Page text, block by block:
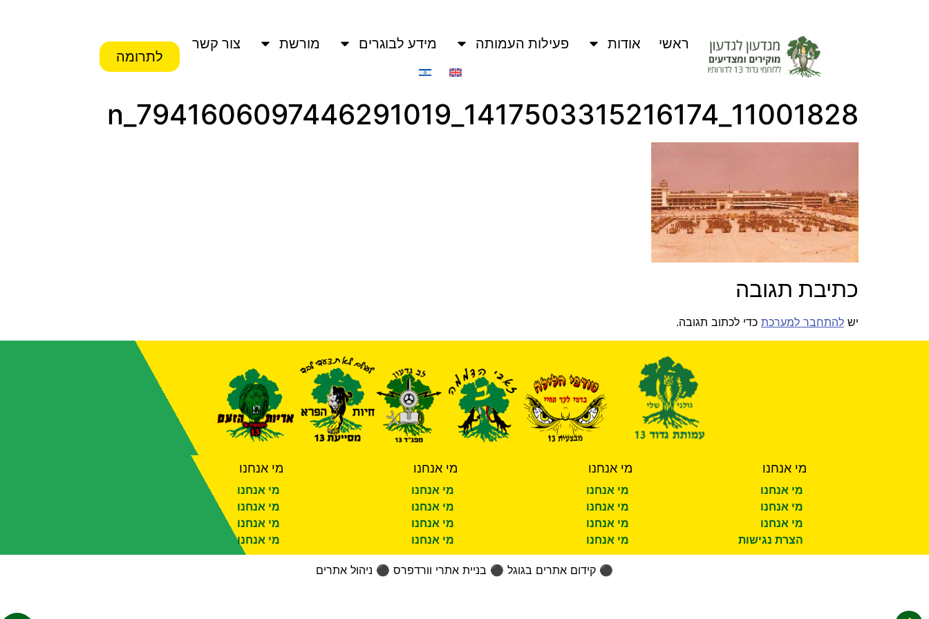
ראשי אודות פעילות העמותה מידע לבוגרים מורשת צור קשר
לתרומה
11001828_1417503315216174_7941606097446291019_n
כתיבת תגובה
יש להתחבר למערכת כדי לכתוב תגובה.
מי אנחנו
מי אנחנו
מי אנחנו
מי אנחנו
הצרת נגישות
מי אנחנו
מי אנחנו
מי אנחנו
מי אנחנו
מי אנחנו
מי אנחנו
מי אנחנו
מי אנחנו
מי אנחנו
מי אנחנו
מי אנחנו
מי אנחנו
מי אנחנו
מי אנחנו
מי אנחנו
⚫ קידום אתרים בגוגל ⚫ בניית אתרי וורדפרס ⚫ ניהול אתרים